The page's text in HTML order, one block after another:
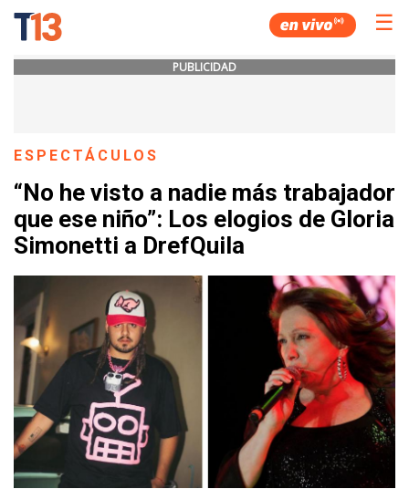
☰
PUBLICIDAD
ESPECTÁCULOS
“No he visto a nadie más trabajador
que ese niño”: Los elogios de Gloria
Simonetti a DrefQuila